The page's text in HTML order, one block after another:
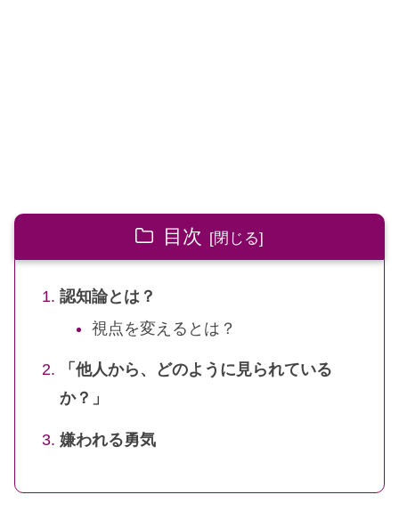
目次
認知論とは？
視点を変えるとは？
「他人から、どのように見られている
か？」
嫌われる勇気